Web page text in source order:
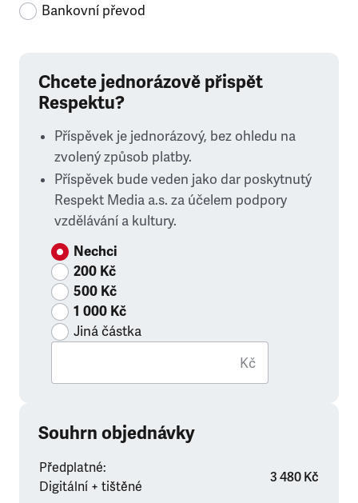
Bankovní převod
Chcete jednorázově přispět
Respektu?
Příspěvek je jednorázový, bez ohledu na
zvolený způsob platby.
Příspěvek bude veden jako dar poskytnutý
Respekt Media a.s. za účelem podpory
vzdělávání a kultury.
Nechci
200 Kč
500 Kč
1 000 Kč
Jiná částka
Kč
Souhrn objednávky
Předplatné:
Digitální + tištěné
3 480 Kč